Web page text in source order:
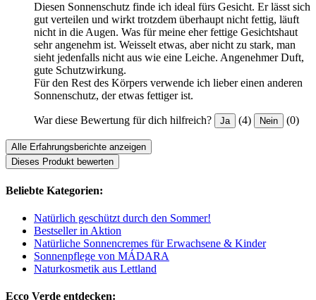
Diesen Sonnenschutz finde ich ideal fürs Gesicht. Er lässt sich
gut verteilen und wirkt trotzdem überhaupt nicht fettig, läuft
nicht in die Augen. Was für meine eher fettige Gesichtshaut
sehr angenehm ist. Weisselt etwas, aber nicht zu stark, man
sieht jedenfalls nicht aus wie eine Leiche. Angenehmer Duft,
gute Schutzwirkung.
Für den Rest des Körpers verwende ich lieber einen anderen
Sonnenschutz, der etwas fettiger ist.
War diese Bewertung für dich hilfreich? Ja (4) Nein (0)
Alle Erfahrungsberichte anzeigen
Dieses Produkt bewerten
Beliebte Kategorien:
Natürlich geschützt durch den Sommer!
Bestseller in Aktion
Natürliche Sonnencremes für Erwachsene & Kinder
Sonnenpflege von MÁDARA
Naturkosmetik aus Lettland
Ecco Verde entdecken: